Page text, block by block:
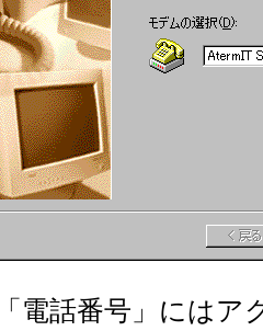
電話番号」にはア